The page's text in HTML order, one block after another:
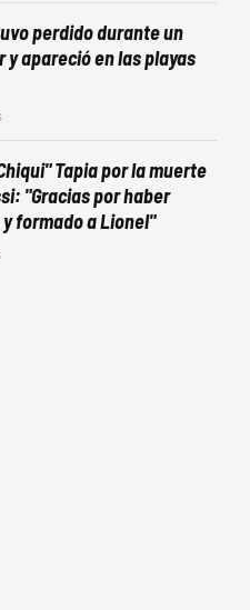
perdido durante un
y apareció en las playas
Tapia por la muerte
"Gracias por haber
formado a Lionel"